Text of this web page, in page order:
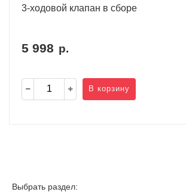
3-ходовой клапан в сборе
5 998 р.
В корзину
Выбрать раздел: